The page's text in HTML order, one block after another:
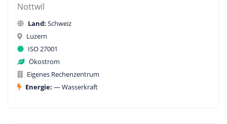
Nottwil
Land: Schweiz
Luzern
ISO 27001
Ökostrom
Eigenes Rechenzentrum
Energie: — Wasserkraft